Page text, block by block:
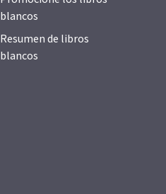
blancos
Resumen de libros
blancos